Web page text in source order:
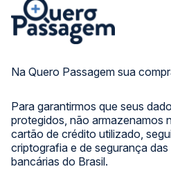
Na Quero Passagem sua
Para garantirmos que seus
protegidos, não armazenamos
cartão de crédito utilizado,
criptografia e de segurança
bancárias do Brasil.